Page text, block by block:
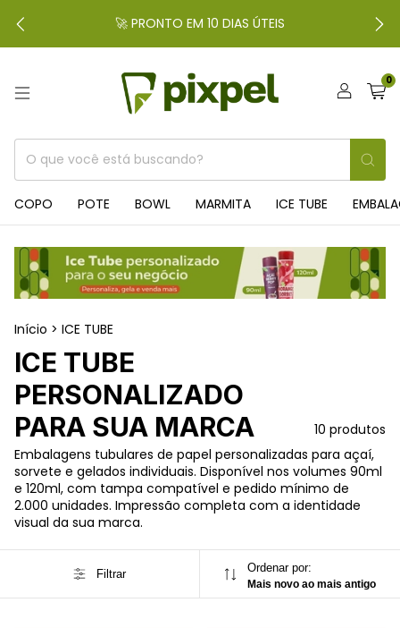
🚀 PRONTO EM 10 DIAS ÚTEIS
0
COPO POTE BOWL MARMITA ICE TUBE
Início > ICE TUBE
ICE TUBE
PERSONALIZADO
PARA SUA MARCA
10 produtos
Embalagens tubulares de papel personalizadas para açaí,
sorvete e gelados individuais. Disponível nos volumes 90ml
e 120ml, com tampa compatível e pedido mínimo de
2.000 unidades. Impressão completa com a identidade
visual da sua marca.
Filtrar Ordenar por:
Mais novo ao mais antigo